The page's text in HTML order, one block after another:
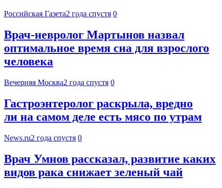
Российская Газета2 года спустя 0
Врач-невролог Мартынов назвал
оптимальное время сна для взрослого
человека
Вечерняя Москва2 года спустя 0
Гастроэнтеролог раскрыла, вредно
ли на самом деле есть мясо по утрам
News.ru2 года спустя 0
Врач Умнов рассказал, развитие каких
видов рака снижает зеленый чай